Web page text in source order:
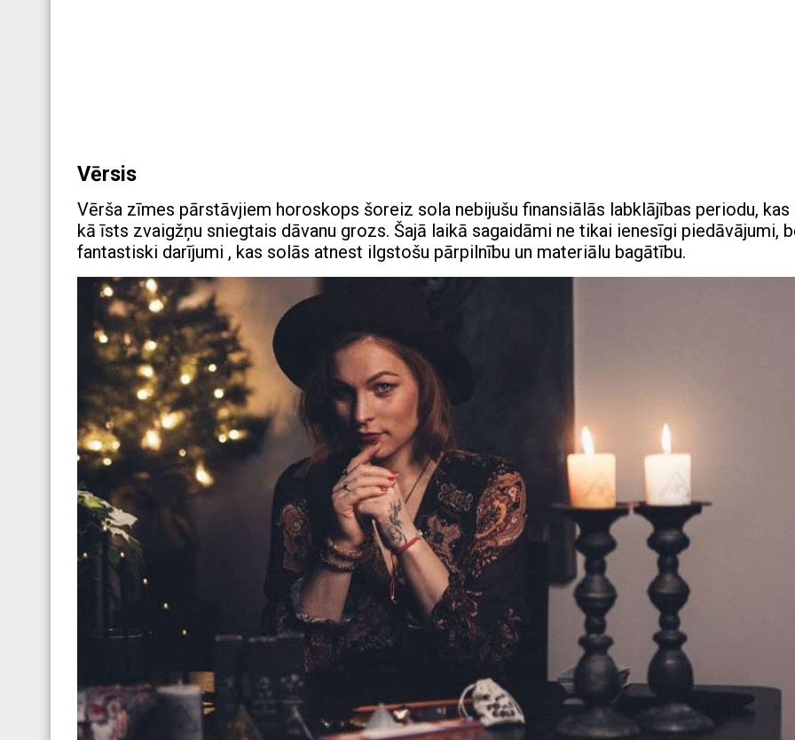
Vērsis
Vērša zīmes pārstāvjiem horoskops šoreiz sola nebijušu finansiālās labklājības periodu, kas
kā īsts zvaigžņu sniegtais dāvanu grozs. Šajā laikā sagaidāmi ne tikai ienesīgi piedāvājumi,
fantastiski darījumi , kas solās atnest ilgstošu pārpilnību un materiālu bagātību.